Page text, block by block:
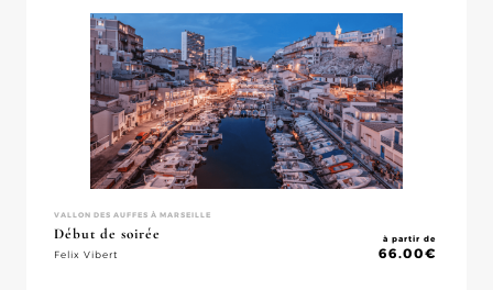
VALLON DES AUFFES À MARSEILLE
Début de soirée
Felix Vibert
à partir de
66.00€